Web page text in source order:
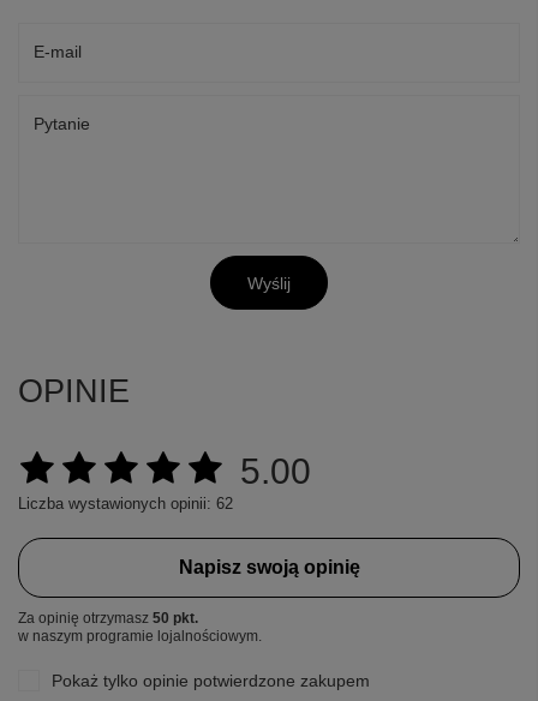
E-mail
Pytanie
Wyślij
OPINIE
5.00
Liczba wystawionych opinii: 62
Napisz swoją opinię
Za opinię otrzymasz 50 pkt.
w naszym programie lojalnościowym.
Pokaż tylko opinie potwierdzone zakupem